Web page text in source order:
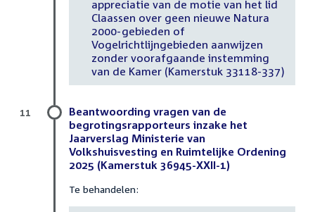
appreciatie van de motie van het lid
Claassen over geen nieuwe Natura
2000-gebieden of
Vogelrichtlijngebieden aanwijzen
zonder voorafgaande instemming
van de Kamer (Kamerstuk 33118-337)
Beantwoording vragen van de
begrotingsrapporteurs inzake het
Jaarverslag Ministerie van
Volkshuisvesting en Ruimtelijke Ordening
2025 (Kamerstuk 36945-XXII-1)
Te behandelen:
11